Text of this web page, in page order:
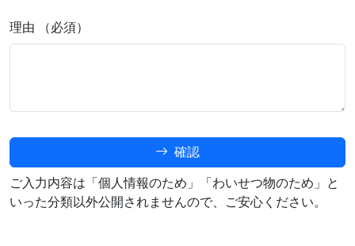
理由 （必須）
確認
ご入力内容は「個人情報のため」「わいせつ物のため」と
いった分類以外公開されませんので、ご安心ください。